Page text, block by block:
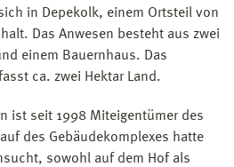
in Depekolk, einem Ortsteil von
Das Anwesen besteht aus zwei
einem Bauernhaus. Das
ca. zwei Hektar Land.
ist seit 1998 Miteigentümer des
des Gebäudekomplexes hatte
sowohl auf dem Hof als